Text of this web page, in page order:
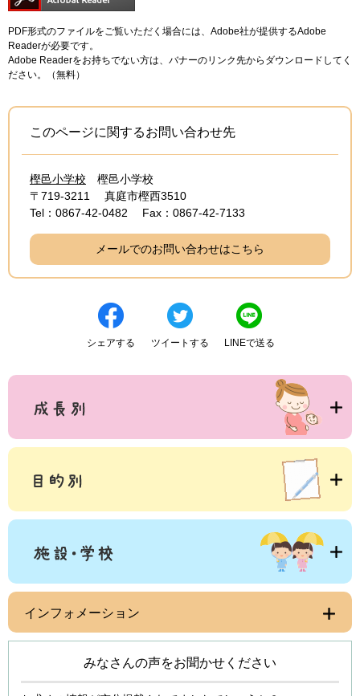
PDF形式のファイルをご覧いただく場合には、Adobe社が提供するAdobe
Readerが必要です。
Adobe Readerをお持ちでない方は、バナーのリンク先からダウンロードしてく
ださい。（無料）
このページに関するお問い合わせ先
樫邑小学校
樫邑小学校
〒719-3211
真庭市樫西3510
Tel：0867-42-0482
Fax：0867-42-7133
メールでのお問い合わせはこちら
シェアする ツイートする LINEで送る
インフォメーション
みなさんの声をお聞かせください